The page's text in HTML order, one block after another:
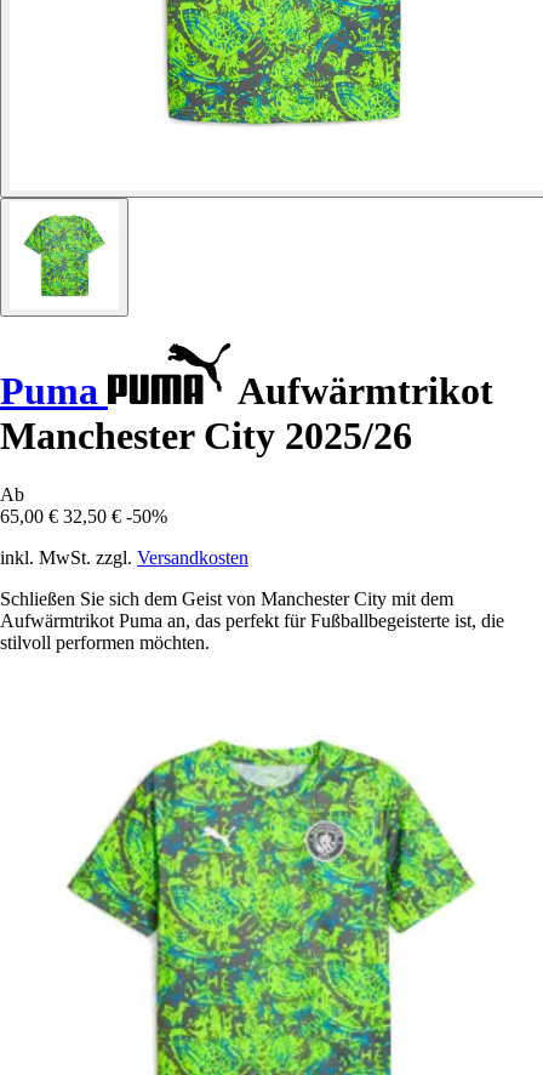
Puma
Aufwärmtrikot
Manchester City 2025/26
Ab
65,00 € 32,50 € -50%
inkl. MwSt. zzgl. Versandkosten
Schließen Sie sich dem Geist von Manchester City mit dem
Aufwärmtrikot Puma an, das perfekt für Fußballbegeisterte ist, die
stilvoll performen möchten.